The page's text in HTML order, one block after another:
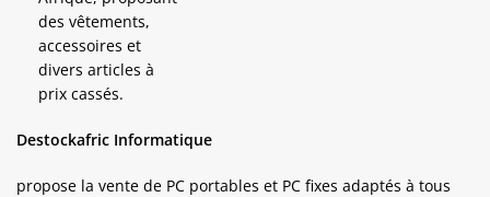
Destockafric Informatique
propose la vente de PC portables et PC fixes adaptés à tous